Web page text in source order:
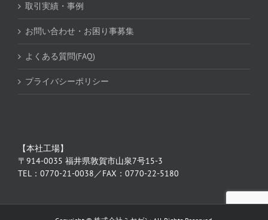
取引実績・事例
お問い合わせ・お困り事募集
よくある質問(FAQ)
プライバシーポリシー
【本社工場】
〒914-0035 福井県敦賀市山泉7号15-3
TEL：0770-21-0038／FAX：0770-22-5180